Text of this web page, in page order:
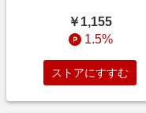
￥1,155
1.5%
ストアにすすむ